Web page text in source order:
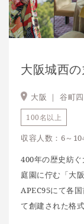
大阪城西
大阪 ｜ 谷町
100名以上
収容人数：6～
400年の歴史紡
庭園に佇む「大
APEC95にて各
て創建された格式